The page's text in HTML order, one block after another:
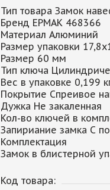
Тип товара Замок
Бренд ЕРМАК 468366
Материал Алюминий
Размер упаковки
Размер 60 мм
Тип ключа
Вес в упаковке 0,199
Покрытие Спреивое
Дужка Не закаленная
Кол-во ключей в
Запириание замка С
Комплектация
Замок в блистерной
Код товара: